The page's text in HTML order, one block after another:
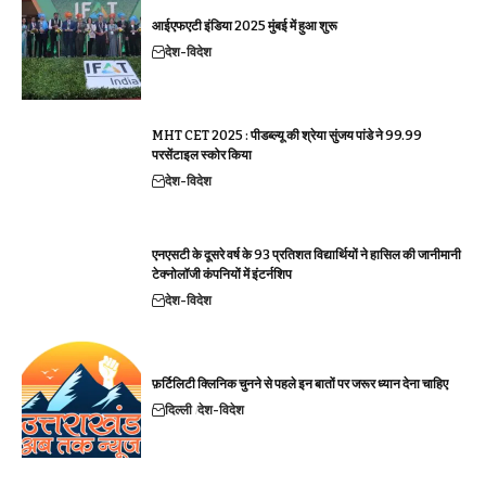
आईएफएटी इंडिया 2025 मुंबई में हुआ शुरू
देश-विदेश
MHT CET 2025 : पीडब्ल्यू की श्रेया सुंजय पांडे ने 99.99
परसेंटाइल स्कोर किया
देश-विदेश
एनएसटी के दूसरे वर्ष के 93 प्रतिशत विद्यार्थियों ने हासिल की जानीमानी
टेक्नोलॉजी कंपनियों में इंटर्नशिप
देश-विदेश
फ़र्टिलिटी क्लिनिक चुनने से पहले इन बातों पर जरूर ध्यान देना चाहिए
दिल्ली देश-विदेश